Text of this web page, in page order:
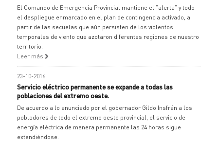
El Comando de Emergencia Provincial mantiene el "alerta" y todo
el despliegue enmarcado en el plan de contingencia activado, a
partir de las secuelas que aún persisten de los violentos
temporales de viento que azotaron diferentes regiones de nuestro
territorio.
Leer más
23-10-2016
Servicio eléctrico permanente se expande a todas las
poblaciones del extremo oeste.
De acuerdo a lo anunciado por el gobernador Gildo Insfrán a los
pobladores de todo el extremo oeste provincial, el servicio de
energía eléctrica de manera permanente las 24 horas sigue
extendiéndose.